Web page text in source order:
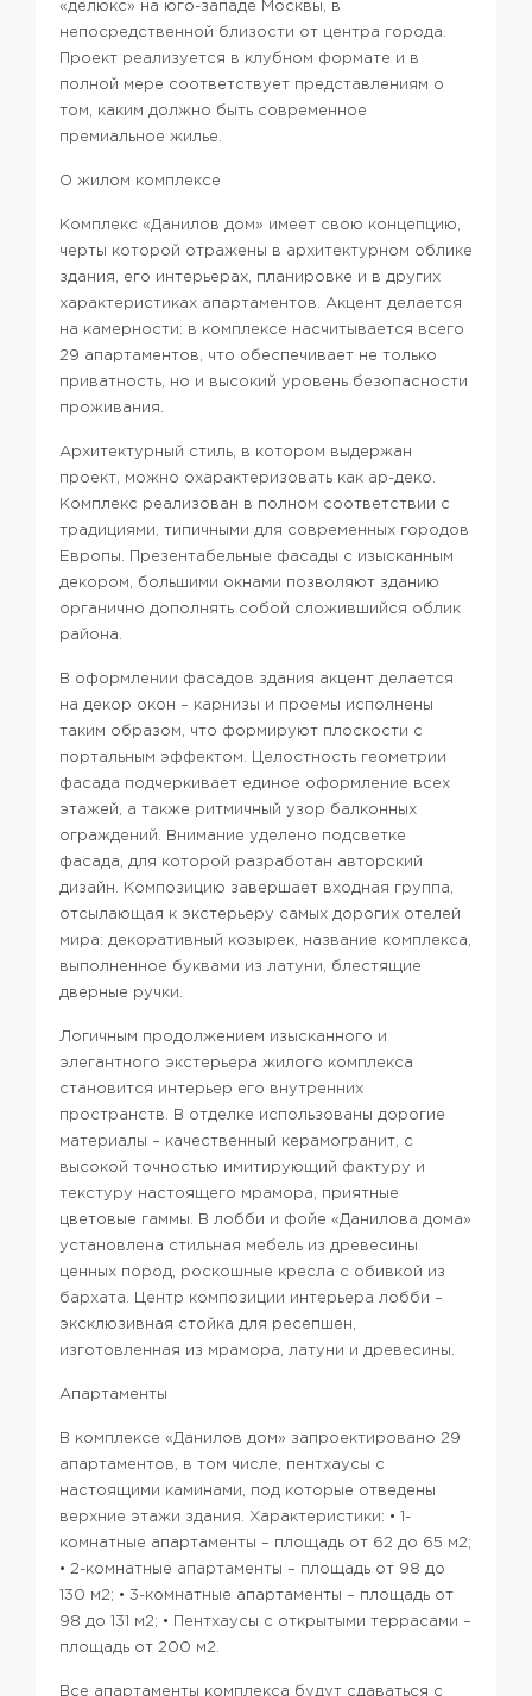
«делюкс» на юго-западе Москвы, в
непосредственной близости от центра города.
Проект реализуется в клубном формате и в
полной мере соответствует представлениям о
том, каким должно быть современное
премиальное жилье.
О жилом комплексе
Комплекс «Данилов дом» имеет свою концепцию,
черты которой отражены в архитектурном облике
здания, его интерьерах, планировке и в других
характеристиках апартаментов. Акцент делается
на камерности: в комплексе насчитывается всего
29 апартаментов, что обеспечивает не только
приватность, но и высокий уровень безопасности
проживания.
Архитектурный стиль, в котором выдержан
проект, можно охарактеризовать как ар-деко.
Комплекс реализован в полном соответствии с
традициями, типичными для современных городов
Европы. Презентабельные фасады с изысканным
декором, большими окнами позволяют зданию
органично дополнять собой сложившийся облик
района.
В оформлении фасадов здания акцент делается
на декор окон – карнизы и проемы исполнены
таким образом, что формируют плоскости с
портальным эффектом. Целостность геометрии
фасада подчеркивает единое оформление всех
этажей, а также ритмичный узор балконных
ограждений. Внимание уделено подсветке
фасада, для которой разработан авторский
дизайн. Композицию завершает входная группа,
отсылающая к экстерьеру самых дорогих отелей
мира: декоративный козырек, название комплекса,
выполненное буквами из латуни, блестящие
дверные ручки.
Логичным продолжением изысканного и
элегантного экстерьера жилого комплекса
становится интерьер его внутренних
пространств. В отделке использованы дорогие
материалы – качественный керамогранит, с
высокой точностью имитирующий фактуру и
текстуру настоящего мрамора, приятные
цветовые гаммы. В лобби и фойе «Данилова дома»
установлена стильная мебель из древесины
ценных пород, роскошные кресла с обивкой из
бархата. Центр композиции интерьера лобби –
эксклюзивная стойка для ресепшен,
изготовленная из мрамора, латуни и древесины.
Апартаменты
В комплексе «Данилов дом» запроектировано 29
апартаментов, в том числе, пентхаусы с
настоящими каминами, под которые отведены
верхние этажи здания.
Характеристики: • 1-
комнатные апартаменты – площадь от 62 до 65 м2;
• 2-комнатные апартаменты – площадь от 98 до
130 м2; • 3-комнатные апартаменты – площадь от
98 до 131 м2; • Пентхаусы с открытыми террасами –
площадь от 200 м2.
Все апартаменты комплекса будут сдаваться с